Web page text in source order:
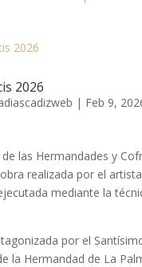
2026
| Feb 9,
las Hermandades y
realizada por el
mediante la
por el
la Hermandad de La